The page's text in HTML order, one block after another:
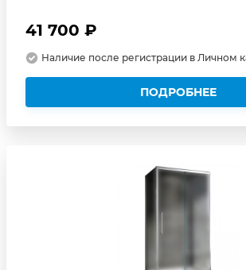
41 700 ₽
Наличие после регистрации в Личном
ПОДРОБНЕЕ